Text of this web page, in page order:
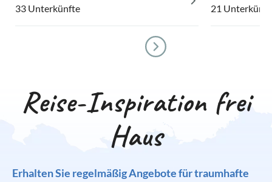
33 Unterkünfte 21
Reise-Inspiration frei
Haus
Erhalten Sie regelmäßig Angebote für traumhafte